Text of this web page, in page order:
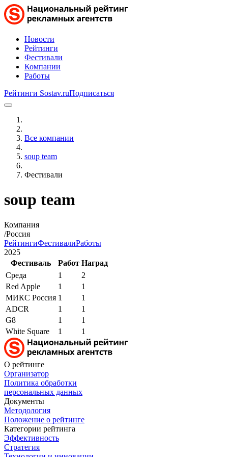
Новости
Рейтинги
Фестивали
Компании
Работы
Рейтинги Sostav.ruПодписаться
Все компании
soup team
Фестивали
soup team
Компания
/Россия
РейтингиФестивалиРаботы
2025
Фестиваль
Работ Наград
Среда
1
2
Red Apple
1
1
МИКС Россия 1
1
ADCR
1
1
G8
1
1
White Square
1 1
О рейтинге
Организатор
Политика обработки
персональных данных
Документы
Методология
Положение о рейтинге
Категории рейтинга
Эффективность
Стратегия